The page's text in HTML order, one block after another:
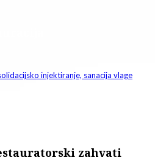
injektiranje, sanacija vlage
zahvati